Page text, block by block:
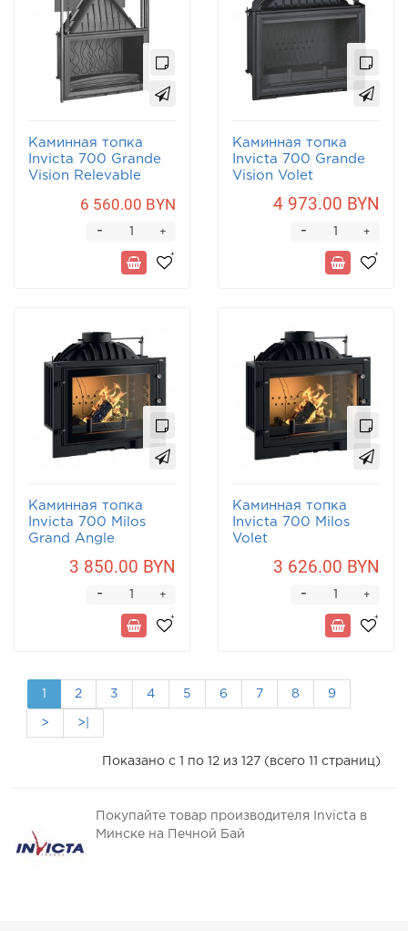
Каминная топка
Invicta 700 Grande
Vision Relevable
6 560.00 BYN
+
-
Каминная топка
Invicta 700 Grande
Vision Volet
4 973.00 BYN
+
-
Каминная топка
Invicta 700 Milos
Grand Angle
3 850.00 BYN
+
-
Каминная топка
Invicta 700 Milos
Volet
3 626.00 BYN
+
-
1 2 3 4 5 6 7 8 9
> >|
Показано с 1 по 12 из 127 (всего 11 страниц)
Покупайте товар производителя Invicta в
Минске на Печной Бай